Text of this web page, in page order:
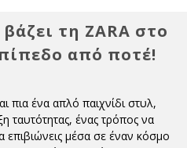
τη ZARA στο
από ποτέ!
πια ένα απλό παιχνίδι στυλ,
ταυτότητας, ένας τρόπος να
επιβιώνεις μέσα σε έναν κόσμο